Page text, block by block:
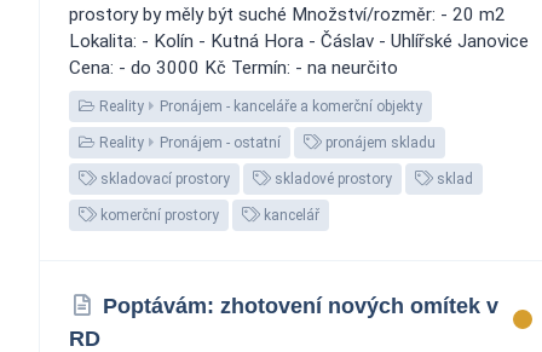
prostory by měly být suché Množství/rozměr: - 20 m2
Lokalita: - Kolín - Kutná Hora - Čáslav - Uhlířské Janovice
Cena: - do 3000 Kč Termín: - na neurčito
Reality Pronájem - kanceláře a komerční objekty
Reality Pronájem - ostatní pronájem skladu
skladovací prostory skladové prostory sklad
komerční prostory kancelář
Poptávám: zhotovení nových omítek v
RD